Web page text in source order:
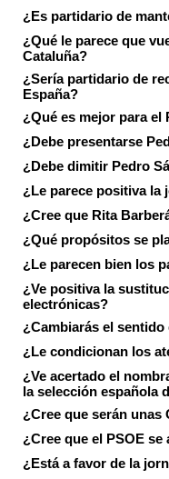
¿Es partidario de
¿Qué le parece que
Cataluña?
¿Sería partidario de
España?
¿Qué es mejor para el
¿Debe presentarse
¿Debe dimitir Pedro
¿Le parece positiva la
¿Cree que Rita
¿Qué propósitos se
¿Le parecen bien los
¿Ve positiva la
electrónicas?
¿Cambiarás el
¿Le condicionan los
¿Ve acertado el
la selección española
¿Cree que serán
¿Cree que el PSOE
¿Está a favor de la